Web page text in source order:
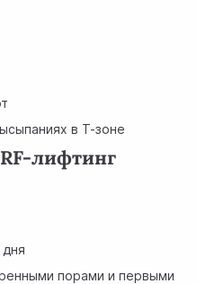
в Т-зоне
лифтинг
порами и первыми